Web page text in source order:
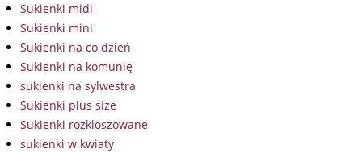
Sukienki midi
Sukienki mini
Sukienki na co dzień
Sukienki na komunię
sukienki na sylwestra
Sukienki plus size
Sukienki rozkloszowane
sukienki w kwiaty